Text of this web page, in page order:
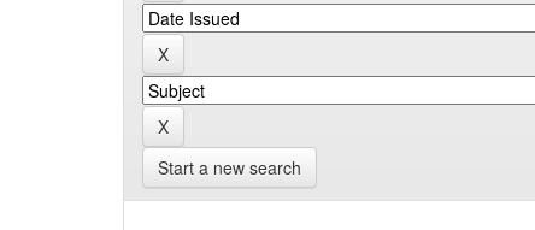
Start a new search